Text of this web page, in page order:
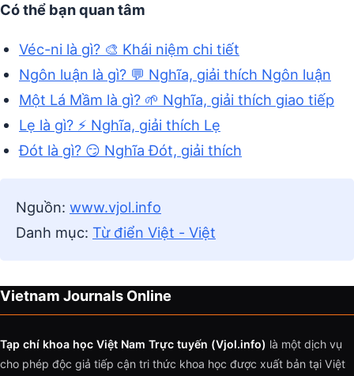
Có thể bạn quan tâm
Véc-ni là gì? 🎨 Khái niệm chi tiết
Ngôn luận là gì? 💬 Nghĩa, giải thích Ngôn luận
Một Lá Mầm là gì? 🌱 Nghĩa, giải thích giao tiếp
Lẹ là gì? ⚡ Nghĩa, giải thích Lẹ
Đót là gì? 😏 Nghĩa Đót, giải thích
Nguồn: www.vjol.info
Danh mục: Từ điển Việt - Việt
Vietnam Journals Online
Tạp chí khoa học Việt Nam Trực tuyến (Vjol.info) là một dịch vụ
cho phép độc giả tiếp cận tri thức khoa học được xuất bản tại Việt